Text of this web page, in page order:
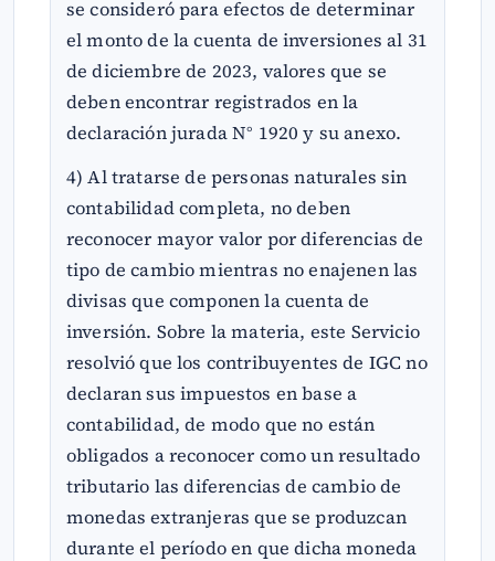
se consideró para efectos de determinar
el monto de la cuenta de inversiones al 31
de diciembre de 2023, valores que se
deben encontrar registrados en la
declaración jurada N° 1920 y su anexo.
4) Al tratarse de personas naturales sin
contabilidad completa, no deben
reconocer mayor valor por diferencias de
tipo de cambio mientras no enajenen las
divisas que componen la cuenta de
inversión. Sobre la materia, este Servicio
resolvió que los contribuyentes de IGC no
declaran sus impuestos en base a
contabilidad, de modo que no están
obligados a reconocer como un resultado
tributario las diferencias de cambio de
monedas extranjeras que se produzcan
durante el período en que dicha moneda